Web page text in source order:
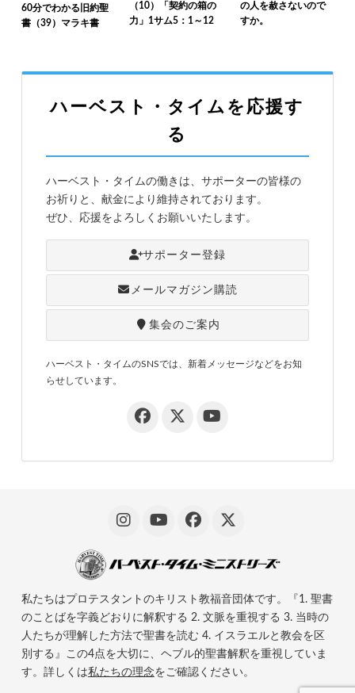
60分でわかる旧約聖
書（39）マラキ書
（10）「契約の箱の
力」1サム5：1～12
の人を赦さないので
すか。
ハーベスト・タイムを応援す
る
ハーベスト・タイムの働きは、サポーターの皆様の
お祈りと、献金により維持されております。
ぜひ、応援をよろしくお願いいたします。
サポーター登録
メールマガジン購読
集会のご案内
ハーベスト・タイムのSNSでは、新着メッセージなどをお知
らせしています。
私たちはプロテスタントのキリスト教福音団体です。『1. 聖書
のことばを字義どおりに解釈する 2. 文脈を重視する 3. 当時の
人たちが理解した方法で聖書を読む 4. イスラエルと教会を区
別する』この4点を大切に、ヘブル的聖書解釈を重視していま
す。詳しくは私たちの理念をご確認ください。